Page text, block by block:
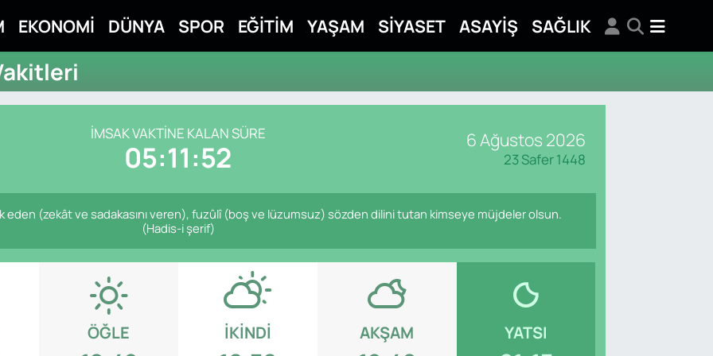
EKONOMİ DÜNYA SPOR EĞİTİM YAŞAM SİYASET ASAYİŞ SAĞLIK
İMSAK VAKTINE KALAN SÜRE
05:11:51 6 Ağustos 2026
23 Safer 1448
eden (zekât ve sadakasını veren), fuzûlî (boş ve lüzumsuz) sözden dilini tutan kimseye müjdeler olsun.
(Hadis-i şerif)
ÖĞLE İKINDI AKŞAM YATSI